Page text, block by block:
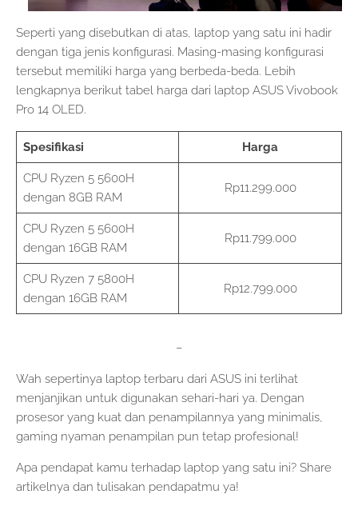
Seperti yang disebutkan di atas, laptop yang satu ini hadir
dengan tiga jenis konfigurasi. Masing-masing konfigurasi
tersebut memiliki harga yang berbeda-beda. Lebih
lengkapnya berikut tabel harga dari laptop ASUS Vivobook
Pro 14 OLED.
Spesifikasi Harga
CPU Ryzen 5 5600H
dengan 8GB RAM
Rp11.299.000
CPU Ryzen 5 5600H
dengan 16GB RAM
Rp11.799.000
CPU Ryzen 7 5800H
dengan 16GB RAM
Rp12.799.000
–
Wah sepertinya laptop terbaru dari ASUS ini terlihat
menjanjikan untuk digunakan sehari-hari ya. Dengan
prosesor yang kuat dan penampilannya yang minimalis,
gaming nyaman penampilan pun tetap profesional!
Apa pendapat kamu terhadap laptop yang satu ini? Share
artikelnya dan tulisakan pendapatmu ya!